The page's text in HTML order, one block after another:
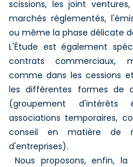
scissions, les joint
marchés réglementés,
ou même la phase délicate
L'Étude est également
contrats commerciaux,
comme dans les cessions
les différentes formes de
(groupement d'intérêts
associations temporaires,
conseil en matière de
d'entreprises).
Nous proposons, enfin,